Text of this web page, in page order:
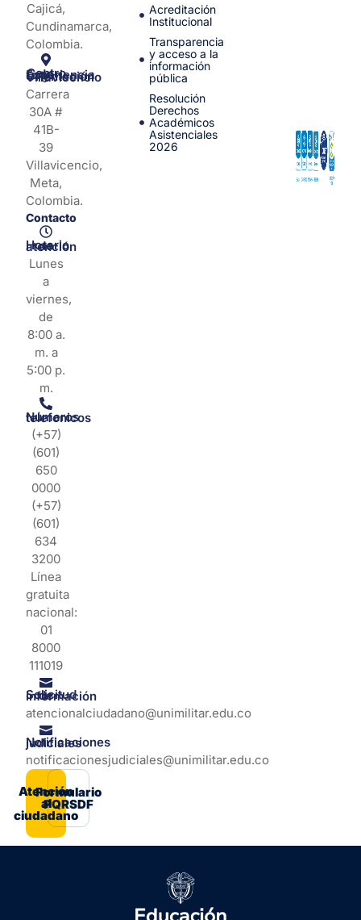
Cajicá,
Cundinamarca,
Colombia.
Centro de Experiencia y Orientación Villavicencio
Carrera
30A #
41B-
39
Villavicencio,
Meta,
Colombia.
Contacto
Horario de atención
Lunes
a
viernes,
de
8:00 a.
m. a
5:00 p.
m.
Números telefonicos
(+57)
(601)
650
0000
(+57)
(601)
634
3200
Línea
gratuita
nacional:
01
8000
111019
Solicitud de información
atencionalciudadano@unimilitar.edu.co
Notificaciones judiciales
notificacionesjudiciales@unimilitar.edu.co
Atención
al
ciudadano
Formulario
PQRSDF
Acreditación
Institucional
Transparencia
y acceso a la
información
pública
Resolución
Derechos
Académicos
Asistenciales
2026